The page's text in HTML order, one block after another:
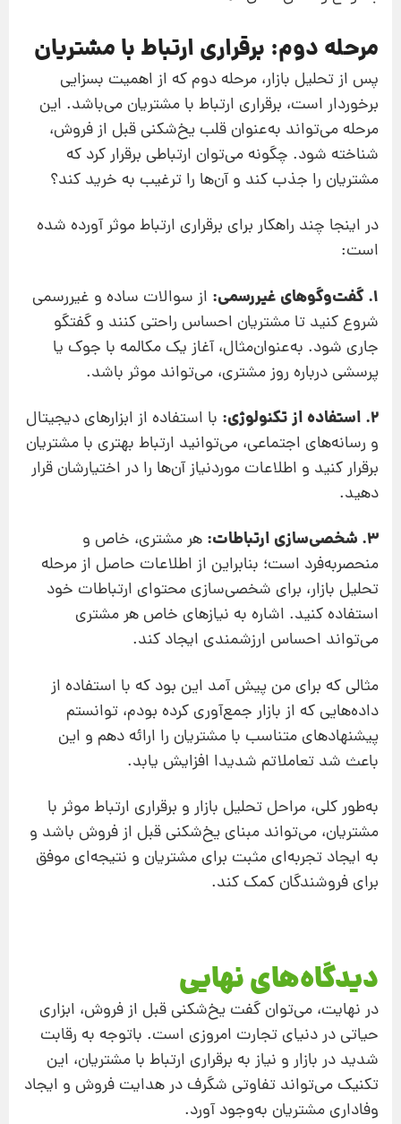
مرحله دوم: برقراری ارتباط با مشتریان
پس از تحلیل بازار، مرحله دوم که از اهمیت بسزایی
برخوردار است، برقراری ارتباط با مشتریان می‌باشد. این
مرحله می‌تواند به‌عنوان قلب یخ‌شکنی قبل از فروش،
شناخته شود. چگونه می‌توان ارتباطی برقرار کرد که
مشتریان را جذب کند و آن‌ها را ترغیب به خرید کند؟
در اینجا چند راهکار برای برقراری ارتباط موثر آورده شده
است:
1. گفت‌وگوهای غیررسمی:
از سوالات ساده و غیررسمی
شروع کنید تا مشتریان احساس راحتی کنند و گفتگو
جاری شود. به‌عنوان‌مثال، آغاز یک مکالمه با جوک یا
پرسشی درباره روز مشتری، می‌تواند موثر باشد.
2. استفاده از تکنولوژی:
با استفاده از ابزارهای دیجیتال
و رسانه‌های اجتماعی، می‌توانید ارتباط بهتری با مشتریان
برقرار کنید و اطلاعات موردنیاز آن‌ها را در اختیارشان قرار
دهید.
3. شخصی‌سازی ارتباطات:
هر مشتری، خاص و
منحصربه‌فرد است؛ بنابراین از اطلاعات حاصل از مرحله
تحلیل بازار، برای شخصی‌سازی محتوای ارتباطات خود
استفاده کنید. اشاره به نیازهای خاص هر مشتری
می‌تواند احساس ارزشمندی ایجاد کند.
مثالی که برای من پیش آمد این بود که با استفاده از
داده‌هایی که از بازار جمع‌آوری کرده بودم، توانستم
پیشنهادهای متناسب با مشتریان را ارائه دهم و این
باعث شد تعاملاتم شدیدا افزایش یابد.
به‌طور کلی، مراحل تحلیل بازار و برقراری ارتباط موثر با
مشتریان، می‌تواند مبنای یخ‌شکنی قبل از فروش باشد و
به ایجاد تجربه‌ای مثبت برای مشتریان و نتیجه‌ای موفق
برای فروشندگان کمک کند.
دیدگاه‌های نهایی
در نهایت، می‌توان گفت یخ‌شکنی قبل از فروش، ابزاری
حیاتی در دنیای تجارت امروزی است. با‌توجه به رقابت
شدید در بازار و نیاز به برقراری ارتباط با مشتریان، این
تکنیک می‌تواند تفاوتی شگرف در هدایت فروش و ایجاد
وفاداری مشتریان به‌وجود آورد.